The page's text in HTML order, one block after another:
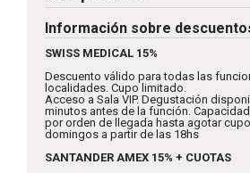
Información sobre
SWISS MEDICAL 15%
Descuento válido para todas las
localidades. Cupo limitado.
Acceso a Sala VIP. Degustación
minutos antes de la función.
por orden de llegada hasta agotar
domingos a partir de las 18hs
SANTANDER AMEX 15% + CUOTAS